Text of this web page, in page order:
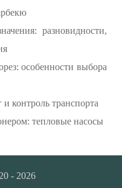
разновидности,
особенности выбора
контроль транспорта
тепловые насосы
- 2026